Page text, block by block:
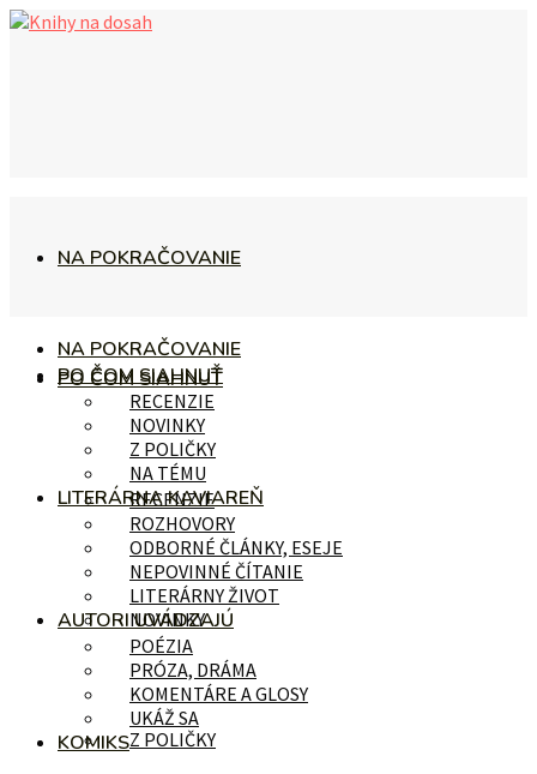
NA POKRAČOVANIE
PO ČOM SIAHNUŤ
RECENZIE
NOVINKY
Z POLIČKY
NA POKRAČOVANIE
PO ČOM SIAHNUŤ
RECENZIE
NOVINKY
Z POLIČKY
NA TÉMU
LITERÁRNA KAVIAREŇ
ROZHOVORY
ODBORNÉ ČLÁNKY, ESEJE
NEPOVINNÉ ČÍTANIE
LITERÁRNY ŽIVOT
AUTORI UVÁDZAJÚ
POÉZIA
PRÓZA, DRÁMA
KOMENTÁRE A GLOSY
UKÁŽ SA
KOMIKS